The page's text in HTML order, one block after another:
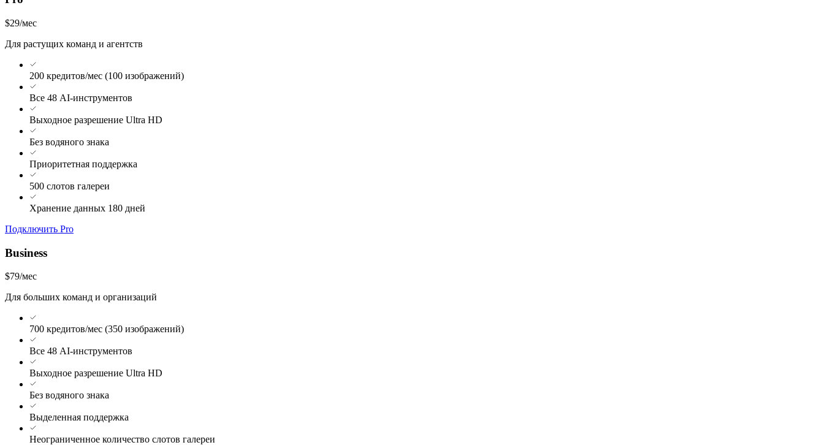
$29/мес
Для растущих команд и агентств
200 кредитов/мес (100 изображений)
Все 48 AI-инструментов
Выходное разрешение Ultra HD
Без водяного знака
Приоритетная поддержка
500 слотов галереи
Хранение данных 180 дней
Подключить Pro
Business
$79/мес
Для больших команд и организаций
700 кредитов/мес (350 изображений)
Все 48 AI-инструментов
Выходное разрешение Ultra HD
Без водяного знака
Выделенная поддержка
Неограниченное количество слотов галереи